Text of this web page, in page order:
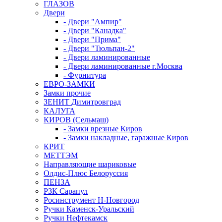
ГЛАЗОВ
Двери
- Двери "Ампир"
- Двери "Канадка"
- Двери "Прима"
- Двери "Тюльпан-2"
- Двери ламинированные
- Двери ламинированные г.Москва
- Фурнитура
ЕВРО-ЗАМКИ
Замки прочие
ЗЕНИТ Димитровград
КАЛУГА
КИРОВ (Сельмаш)
- Замки врезные Киров
- Замки накладные, гаражные Киров
КРИТ
МЕТТЭМ
Направляющие шариковые
Олдис-Плюс Белоруссия
ПЕНЗА
РЗК Сарапул
Росинструмент Н-Новгород
Ручки Каменск-Уральский
Ручки Нефтекамск